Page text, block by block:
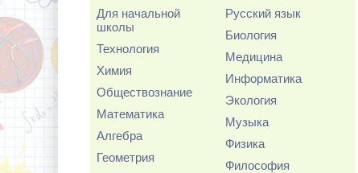
Для начальной
школы
Технология
Химия
Обществознание
Математика
Алгебра
Геометрия
Русский язык
Биология
Медицина
Информатика
Экология
Музыка
Физика
Философия